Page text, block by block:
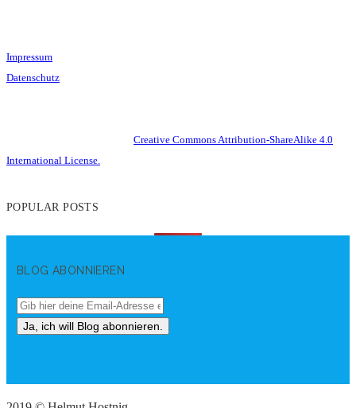
Impressum
Datenschutz
Creative Commons Attribution-ShareAlike 4.0
International License.
POPULAR POSTS
BLOG ABONNIEREN